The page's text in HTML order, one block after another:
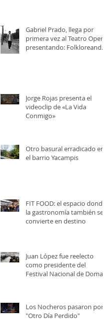
Gabriel Prado, llega por
primera vez al Teatro Opera,
presentando: Folkloreando
Jorge Rojas presenta el
videoclip de «La Vida
Conmigo»
Otro basural erradicado en
el barrio Yacampis
FIT FOOD: el espacio donde
la gastronomía también se
convierte en destino
Juan López fue reelecto
como presidente del
Festival Nacional de Doma y
Los Nocheros pasaron por
"Otro Día Perdido"